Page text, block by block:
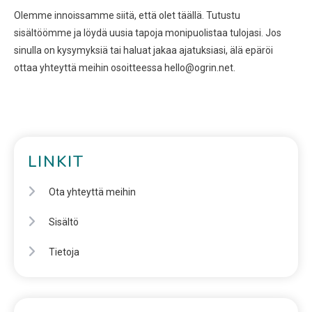
Olemme innoissamme siitä, että olet täällä. Tutustu
sisältöömme ja löydä uusia tapoja monipuolistaa tulojasi. Jos
sinulla on kysymyksiä tai haluat jakaa ajatuksiasi, älä epäröi
ottaa yhteyttä meihin osoitteessa hello@ogrin.net
LINKIT
Ota yhteyttä meihin
Sisältö
Tietoja